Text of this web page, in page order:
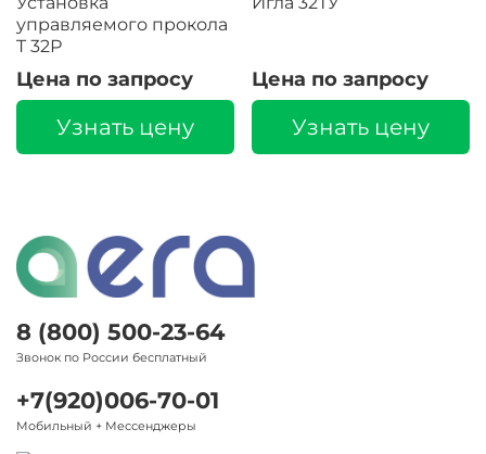
управляемого прокола
T 32Р
Цена по запросу
Узнать цену
Цена по запросу
Узнать цену
8 (800) 500-23-64
Звонок по России бесплатный
+7(920)006-70-01
Мобильный + Мессенджеры